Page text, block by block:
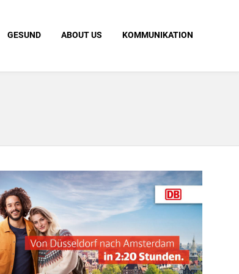
GESUND ABOUT US KOMMUNIKATION